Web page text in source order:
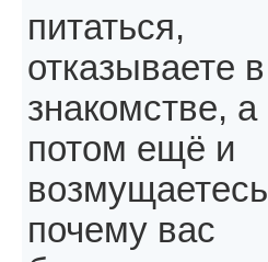
питаться,
отказываете в
знакомстве, а
потом ещё и
возмущаетесь
почему вас